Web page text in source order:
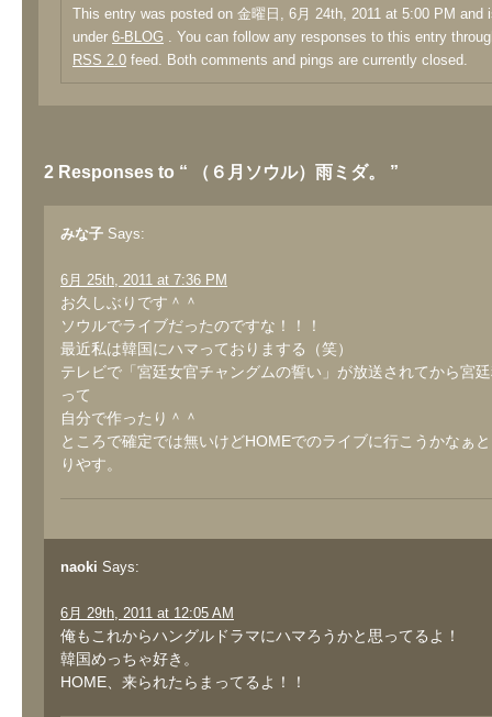
This entry was posted on 金曜日, 6月 24th, 2011 at 5:00 PM and
under 6-BLOG . You can follow any responses to this entry
RSS 2.0 feed. Both comments and pings are currently closed.
2 Responses to “ （６月ソウル）雨ミダ。 ”
みな子 Says:
6月 25th, 2011 at 7:36 PM
お久しぶりです＾＾
ソウルでライブだったのですな！！！
最近私は韓国にハマっておりまする（笑）
テレビで「宮廷女官チャングムの誓い」が放送されてから宮
って
自分で作ったり＾＾
ところで確定では無いけどHOMEでのライブに行こうかなぁ
りやす。
naoki Says:
6月 29th, 2011 at 12:05 AM
俺もこれからハングルドラマにハマろうかと思ってるよ！
韓国めっちゃ好き。
HOME、来られたらまってるよ！！